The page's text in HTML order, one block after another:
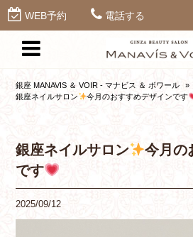
WEB予約 電話する
銀座 MANAVIS ＆ VOIR - マナビス ＆ ボワール »
銀座ネイルサロン
今月のおすすめデザインです
銀座ネイルサロン
今月の
です
2025/09/12